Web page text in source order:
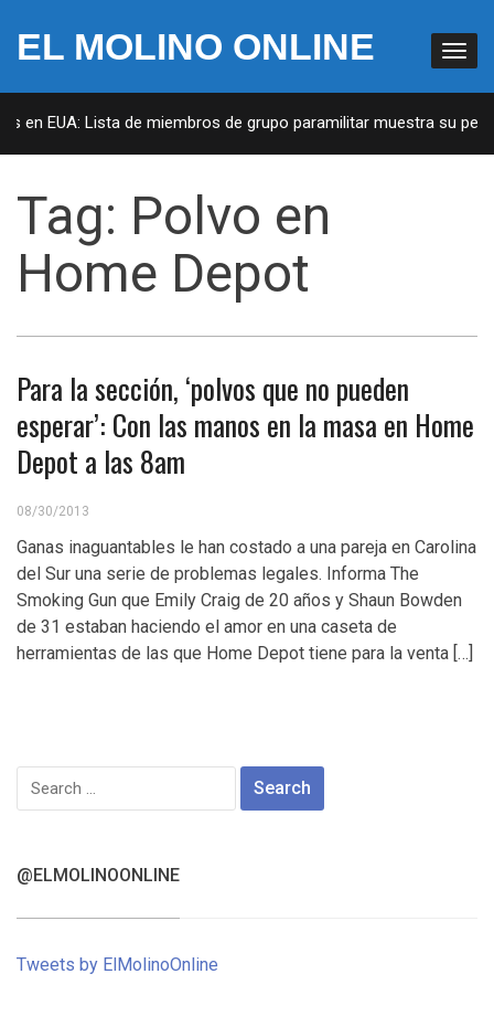
EL MOLINO ONLINE
en EUA: Lista de miembros de grupo paramilitar muestra su
Tag: Polvo en
Home Depot
Para la sección, ‘polvos que no pueden
esperar’: Con las manos en la masa en Home
Depot a las 8am
08/30/2013
Ganas inaguantables le han costado a una pareja en Carolina
del Sur una serie de problemas legales. Informa The
Smoking Gun que Emily Craig de 20 años y Shaun Bowden
de 31 estaban haciendo el amor en una caseta de
herramientas de las que Home Depot tiene para la venta […]
Search
for:
@ELMOLINOONLINE
Tweets by ElMolinoOnline